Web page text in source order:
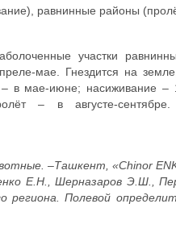
равнинные районы
участки
мае. Гнездится на
– в мае-июне; насиживание
– в августе-сентябре.
–Ташкент, «Chinor
Е.Н., Шерназаров Э.Ш.,
региона. Полевой